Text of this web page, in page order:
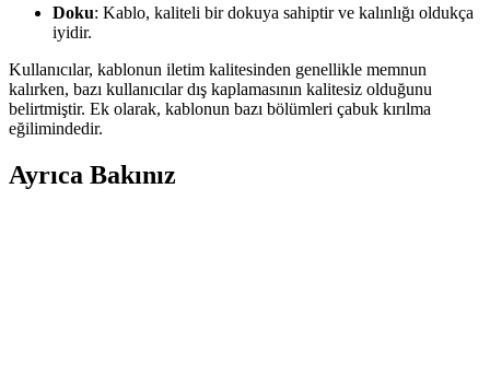
Doku: Kablo, kaliteli bir dokuya sahiptir ve kalınlığı oldukça
iyidir.
Kullanıcılar, kablonun iletim kalitesinden genellikle memnun
kalırken, bazı kullanıcılar dış kaplamasının kalitesiz olduğunu
belirtmiştir. Ek olarak, kablonun bazı bölümleri çabuk kırılma
eğilimindedir.
Ayrıca Bakınız